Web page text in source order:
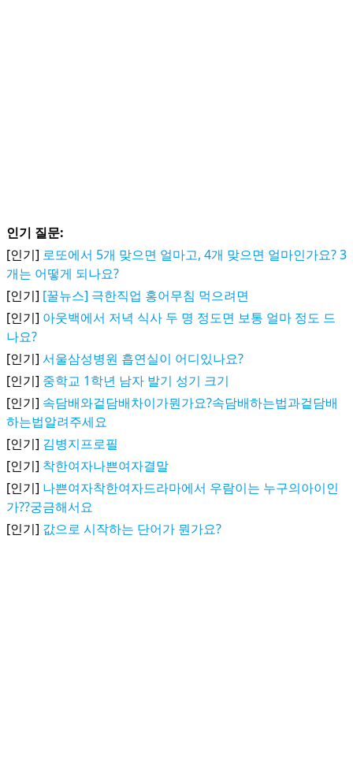
인기 질문:
[인기] 로또에서 5개 맞으면 얼마고, 4개 맞으면 얼마인가요? 3
개는 어떻게 되나요?
[인기] [꿀뉴스] 극한직업 홍어무침 먹으려면
[인기] 아웃백에서 저녁 식사 두 명 정도면 보통 얼마 정도 드
나요?
[인기] 서울삼성병원 흡연실이 어디있나요?
[인기] 중학교 1학년 남자 발기 성기 크기
[인기] 속담배와겉담배차이가뭔가요?속담배하는법과겉담배
하는법알려주세요
[인기] 김병지프로필
[인기] 착한여자나쁜여자결말
[인기] 나쁜여자착한여자드라마에서 우람이는 누구의아이인
가??궁금해서요
[인기] 값으로 시작하는 단어가 뭔가요?